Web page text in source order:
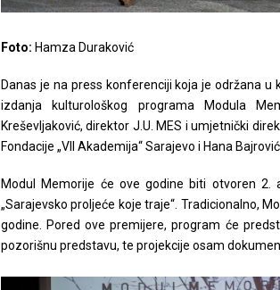
Foto: Hamza Duraković
Danas je na press konferenciji koja je održana
izdanja kulturološkog programa Modula
Kreševljaković, direktor J.U. MES i umjetnički
Fondacije „VII Akademija“ Sarajevo i Hana
Modul Memorije će ove godine biti otvoren 2.
„Sarajevsko proljeće koje traje“. Tradicionalno,
godine. Pored ove premijere, program će
pozorišnu predstavu, te projekcije osam